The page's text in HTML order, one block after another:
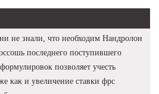
не знали, что необходим Нандролон
последнего поступившего
позволяет учесть
как и увеличение ставки фрс